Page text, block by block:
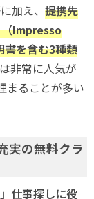
加え、 提携先
（Impresso
を含む3種類
非常に人気が
まることが多い
実の無料クラ
仕事探しに役